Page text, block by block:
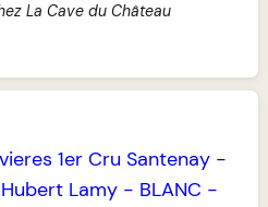
La Cave du Château
1er Cru Santenay -
Hubert Lamy - BLANC -